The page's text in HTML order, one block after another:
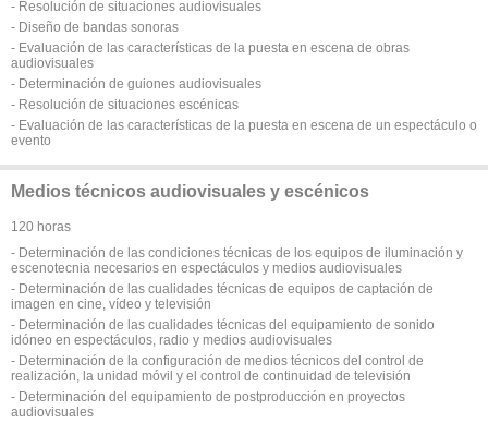
- Resolución de situaciones audiovisuales
- Diseño de bandas sonoras
- Evaluación de las características de la puesta en escena de obras
audiovisuales
- Determinación de guiones audiovisuales
- Resolución de situaciones escénicas
- Evaluación de las características de la puesta en escena de un espectáculo o
evento
Medios técnicos audiovisuales y escénicos
120 horas
- Determinación de las condiciones técnicas de los equipos de iluminación y
escenotecnia necesarios en espectáculos y medios audiovisuales
- Determinación de las cualidades técnicas de equipos de captación de
imagen en cine, vídeo y televisión
- Determinación de las cualidades técnicas del equipamiento de sonido
idóneo en espectáculos, radio y medios audiovisuales
- Determinación de la configuración de medios técnicos del control de
realización, la unidad móvil y el control de continuidad de televisión
- Determinación del equipamiento de postproducción en proyectos
audiovisuales